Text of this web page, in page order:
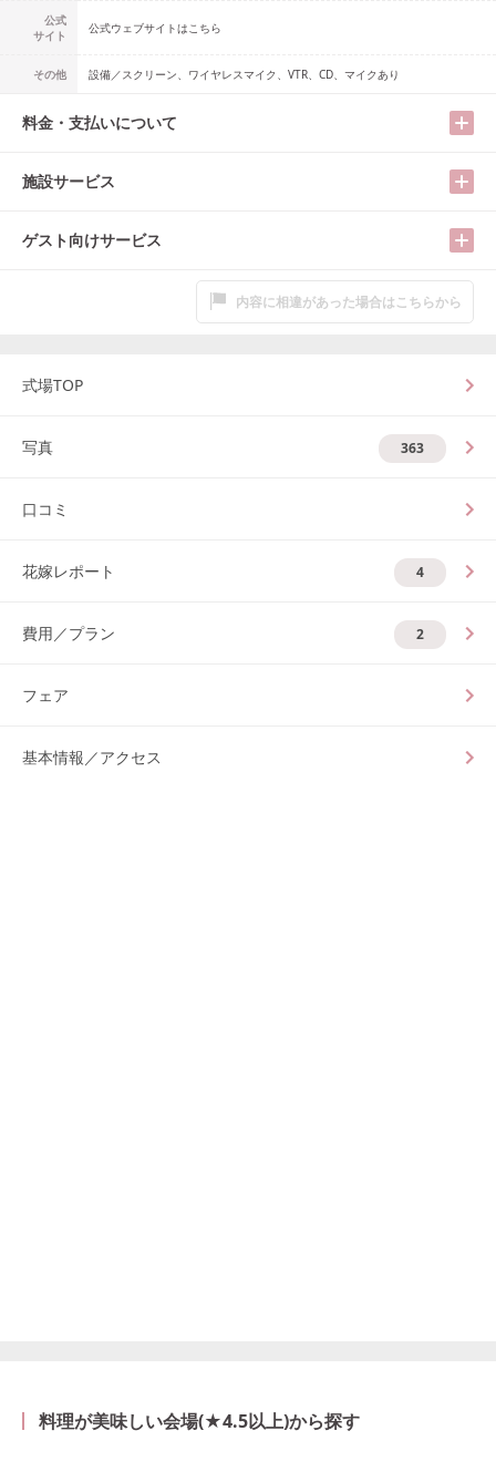
公式
サイト
公式ウェブサイトはこちら
その他 設備／スクリーン、ワイヤレスマイク、VTR、CD、マイクあり
料金・支払いについて
施設サービス
ゲスト向けサービス
内容に相違があった場合はこちらから
式場TOP
写真 363
口コミ
花嫁レポート 4
費用／プラン 2
フェア
基本情報／アクセス
料理が美味しい会場(★4.5以上)から探す